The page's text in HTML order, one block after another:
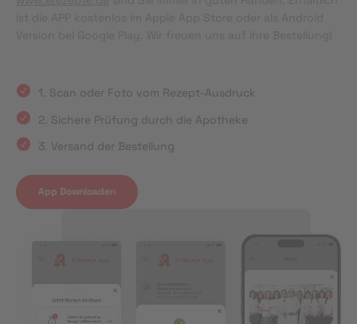
1. Scan oder Foto vom Rezept-Ausdruck
2. Sichere Prüfung durch die Apotheke
3. Versand der Bestellung
App Downloaden